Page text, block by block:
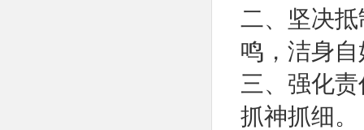
二、坚决
鸣，洁身
三、强化
抓神抓细。